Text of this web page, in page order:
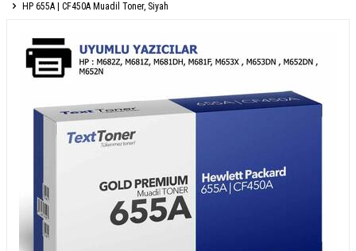
HP 655A | CF450A Muadil Toner, Siyah